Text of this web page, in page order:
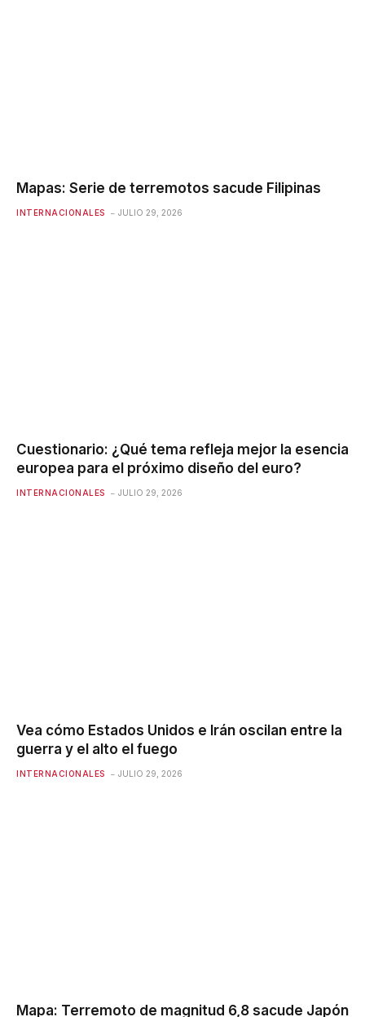
Mapas: Serie de terremotos sacude Filipinas
INTERNACIONALES JULIO 29, 2026
Cuestionario: ¿Qué tema refleja mejor la esencia
europea para el próximo diseño del euro?
INTERNACIONALES JULIO 29, 2026
Vea cómo Estados Unidos e Irán oscilan entre la
guerra y el alto el fuego
INTERNACIONALES JULIO 29, 2026
Mapa: Terremoto de magnitud 6,8 ​​sacude Japón